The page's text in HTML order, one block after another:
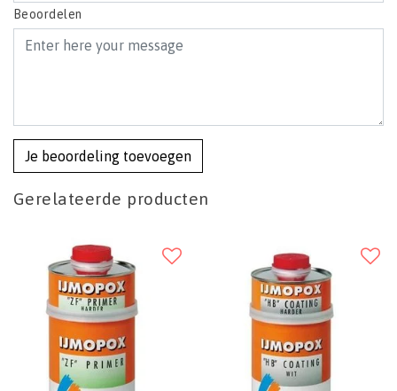
Beoordelen
Je beoordeling toevoegen
Gerelateerde producten